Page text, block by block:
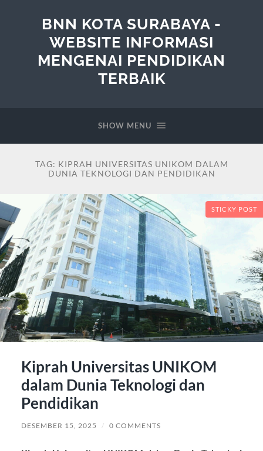
BNN KOTA SURABAYA -
WEBSITE INFORMASI
MENGENAI PENDIDIKAN
TERBAIK
SHOW MENU
TAG: KIPRAH UNIVERSITAS UNIKOM DALAM
DUNIA TEKNOLOGI DAN PENDIDIKAN
STICKY POST
Kiprah Universitas UNIKOM
dalam Dunia Teknologi dan
Pendidikan
DESEMBER 15, 2025 / 0 COMMENTS